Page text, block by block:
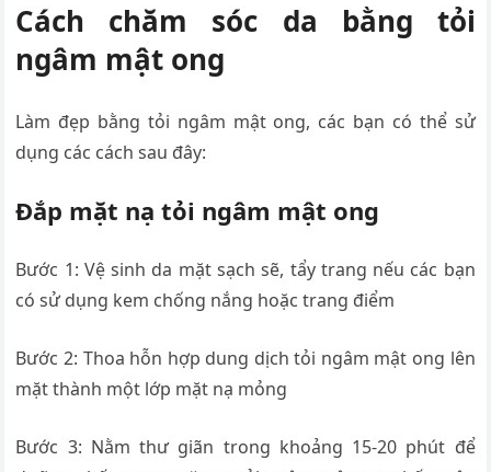
Cách chăm sóc da bằng tỏi
ngâm mật ong
Làm đẹp bằng tỏi ngâm mật ong, các bạn có thể sử
dụng các cách sau đây:
Đắp mặt nạ tỏi ngâm mật ong
Bước 1: Vệ sinh da mặt sạch sẽ, tẩy trang nếu các bạn
có sử dụng kem chống nắng hoặc trang điểm
Bước 2: Thoa hỗn hợp dung dịch tỏi ngâm mật ong lên
mặt thành một lớp mặt nạ mỏng
Bước 3: Nằm thư giãn trong khoảng 15-20 phút để